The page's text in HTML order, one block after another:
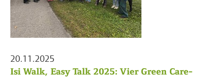
20.11.2025
Isi Walk, Easy Talk 2025: Vier Green Care-